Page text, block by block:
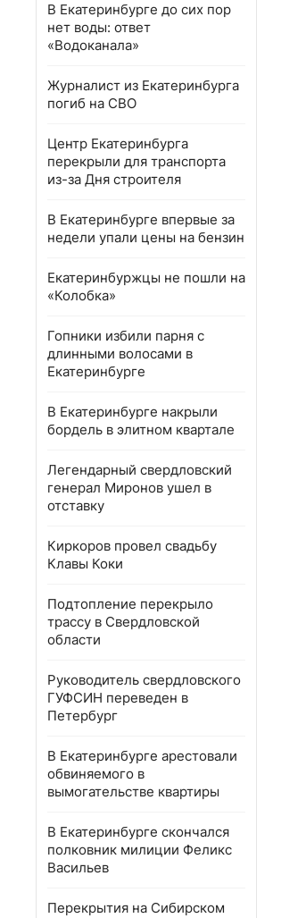
В Екатеринбурге до сих пор
нет воды: ответ
«Водоканала»
Журналист из Екатеринбурга
погиб на СВО
Центр Екатеринбурга
перекрыли для транспорта
из-за Дня строителя
В Екатеринбурге впервые за
недели упали цены на бензин
Екатеринбуржцы не пошли на
«Колобка»
Гопники избили парня с
длинными волосами в
Екатеринбурге
В Екатеринбурге накрыли
бордель в элитном квартале
Легендарный свердловский
генерал Миронов ушел в
отставку
Киркоров провел свадьбу
Клавы Коки
Подтопление перекрыло
трассу в Свердловской
области
Руководитель свердловского
ГУФСИН переведен в
Петербург
В Екатеринбурге арестовали
обвиняемого в
вымогательстве квартиры
В Екатеринбурге скончался
полковник милиции Феликс
Васильев
Перекрытия на Сибирском